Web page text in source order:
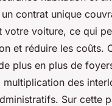
contrat unique
votre voiture, ce qui
et réduire les coûts.
plus en plus de
multiplication des
Sur cette